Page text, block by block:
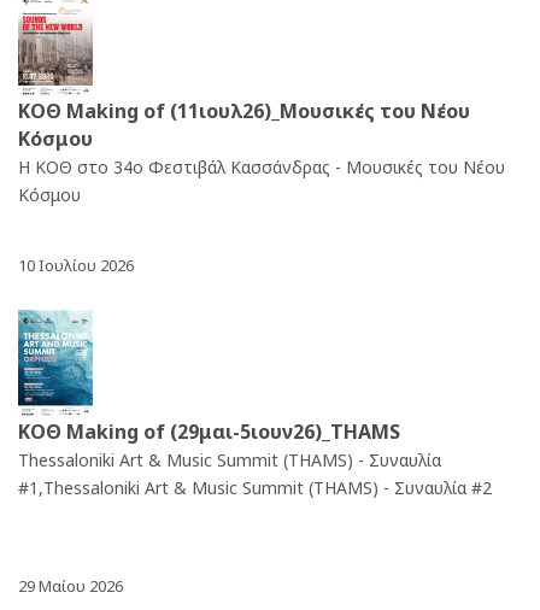
ΚΟΘ Making of (11ιουλ26)_Μουσικές του Νέου
Κόσμου
Η ΚΟΘ στο 34o Φεστιβάλ Κασσάνδρας - Μουσικές του Νέου
Κόσμου
10 Ιουλίου 2026
ΚΟΘ Making of (29μαι-5ιουν26)_THAMS
Thessaloniki Art & Music Summit (THAMS) - Συναυλία
#1,Thessaloniki Art & Music Summit (THAMS) - Συναυλία #2
29 Μαίου 2026